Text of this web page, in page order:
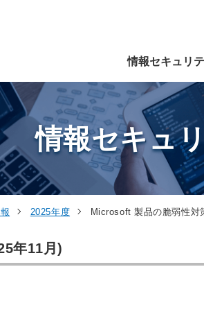
情報セキュリ
情報セキュ
2025年度 Microsoft 製品の脆弱性対
年11月)